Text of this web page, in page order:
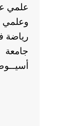
علمي علوم